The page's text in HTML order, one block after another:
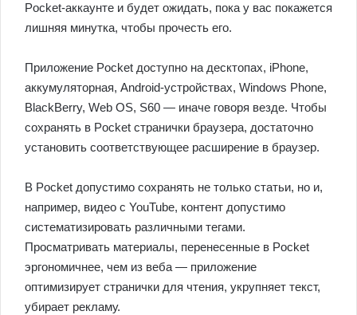
Pocket-аккаунте и будет ожидать, пока у вас покажется
лишняя минутка, чтобы прочесть его.
Приложение Pocket доступно на десктопах, iPhone,
аккумуляторная, Android-устройствах, Windows Phone,
BlackBerry, Web OS, S60 — иначе говоря везде. Чтобы
сохранять в Pocket странички браузера, достаточно
установить соответствующее расширение в браузер.
В Pocket допустимо сохранять не только статьи, но и,
например, видео с YouTube, контент допустимо
систематизировать различными тегами.
Просматривать материалы, перенесенные в Pocket
эргономичнее, чем из веба — приложение
оптимизирует странички для чтения, укрупняет текст,
убирает рекламу.